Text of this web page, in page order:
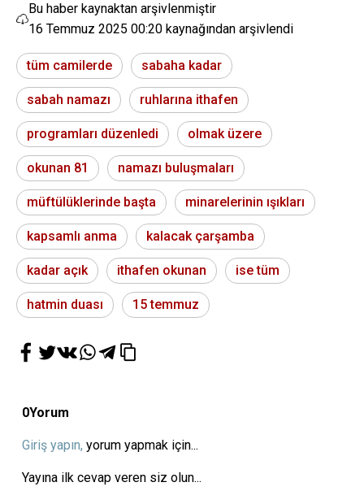
Bu haber kaynaktan arşivlenmiştir
16 Temmuz 2025 00:20 kaynağından arşivlendi
tüm camilerde sabaha kadar
sabah namazı ruhlarına ithafen
programları düzenledi olmak üzere
okunan 81 namazı buluşmaları
müftülüklerinde başta minarelerinin ışıkları
kapsamlı anma kalacak çarşamba
kadar açık ithafen okunan ise tüm
hatmin duası 15 temmuz
0Yorum
Giriş yapın, yorum yapmak için...
Yayına ilk cevap veren siz olun...